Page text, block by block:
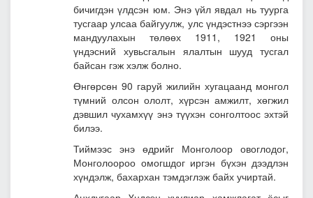
бичигдэн үлдсэн юм. Энэ үйл явдал нь туурга
тусгаар улсаа байгуулж, улс үндэстнээ сэргээн
мандуулахын төлөөх 1911, 1921 оны
үндэсний хувьсгалын ялалтын шууд тусгал
байсан гэж хэлж болно.
Өнгөрсөн 90 гаруй жилийн хугацаанд монгол
түмний олсон ололт, хүрсэн амжилт, хөгжил
дэвшил чухамхүү энэ түүхэн сонголтоос эхтэй
билээ.
Тиймээс энэ өдрийг Монголоор овоглодог,
Монголоороо омогшдог иргэн бүхэн дээдлэн
хүндэлж, бахархан тэмдэглэж байх учиртай.